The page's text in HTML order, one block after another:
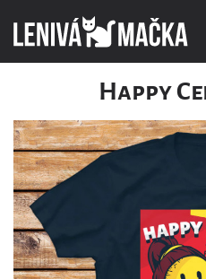
Happy